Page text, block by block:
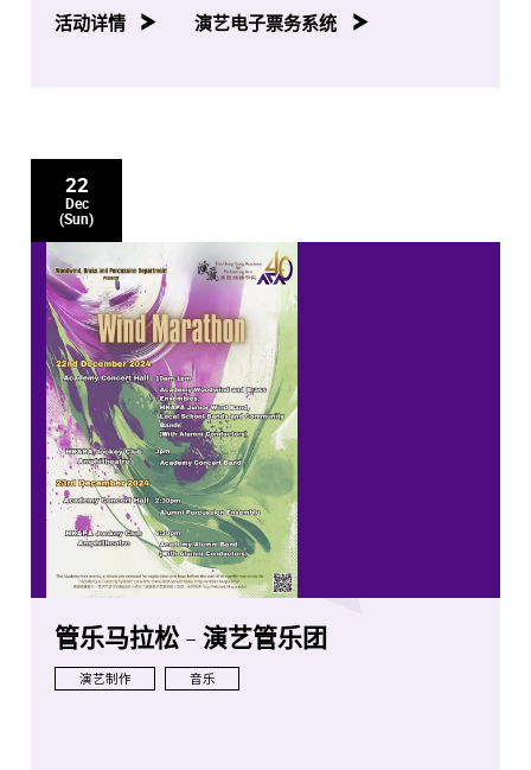
活动详情 演艺电子票务系统
22
Dec
(Sun)
管乐马拉松 - 演艺管乐团
演艺制作 音乐